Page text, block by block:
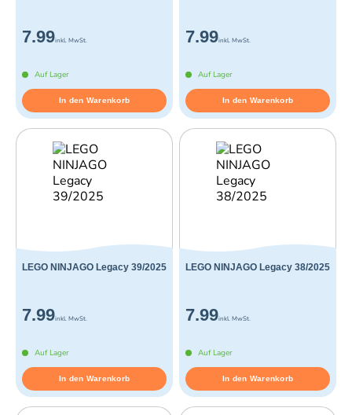
7.99inkl. MwSt.
Auf Lager
In den Warenkorb
7.99inkl. MwSt.
Auf Lager
In den Warenkorb
LEGO NINJAGO Legacy 39/2025
7.99inkl. MwSt.
Auf Lager
In den Warenkorb
LEGO NINJAGO Legacy 38/2025
7.99inkl. MwSt.
Auf Lager
In den Warenkorb